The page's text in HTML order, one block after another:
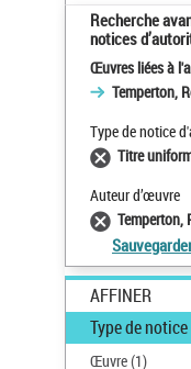
Recherche
notices
Œuvres liées à
Temperton,
Type de notice
Titre
Auteur d’œuvre
Temperton,
AFFINER
Type de
Œuvre(1)